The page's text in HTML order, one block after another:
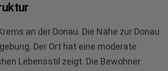
an der Donau. Die Nähe zur Donau
Der Ort hat eine moderate
Lebensstil zeigt. Die Bewohner